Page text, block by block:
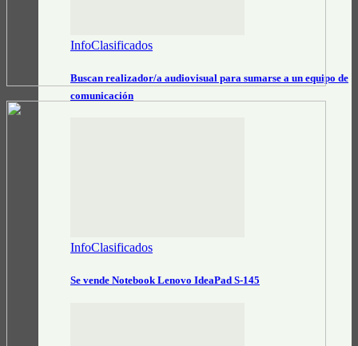
InfoClasificados
Buscan realizador/a audiovisual para sumarse a un equipo de
comunicación
InfoClasificados
Se vende Notebook Lenovo IdeaPad S-145